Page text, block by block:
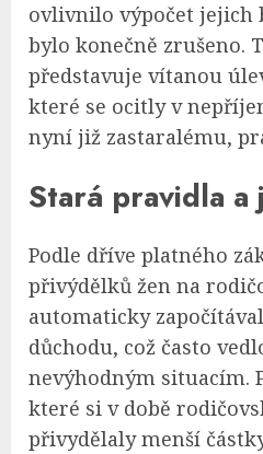
ovlivnilo výpočet jejich
bylo konečně zrušeno.
představuje vítanou
které se ocitly v
nyní již zastaralému,
Stará pravidla a
Podle dříve platného
přivýdělků žen na
automaticky
důchodu, což často
nevýhodným situacím.
které si v době
přivydělaly menší